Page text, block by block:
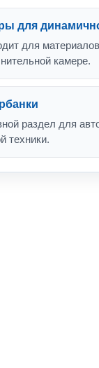
для
для
камере.
раздел для
техники.